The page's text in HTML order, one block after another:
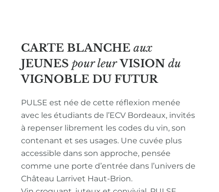
CARTE BLANCHE aux
JEUNES pour leur VISION du
VIGNOBLE DU FUTUR
PULSE est née de cette réflexion menée
avec les étudiants de l’ECV Bordeaux, invités
à repenser librement les codes du vin, son
contenant et ses usages. Une cuvée plus
accessible dans son approche, pensée
comme une porte d’entrée dans l’univers de
Château Larrivet Haut-Brion.